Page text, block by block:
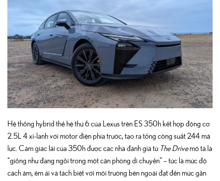
Hệ thống hybrid thế hệ thứ 6 của Lexus trên ES 350h kết hợp động cơ
2.5L 4 xi-lanh với motor điện phía trước, tạo ra tổng công suất 244 mã
lực. Cảm giác lái của 350h được các nhà đánh giá từ The Drivemô tả là
“giống như đang ngồi trong một căn phòng di chuyển” – tức là mức độ
cách âm, êm ái và tách biệt với môi trường bên ngoài đạt đến mức gần